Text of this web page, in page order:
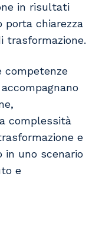
in risultati
porta chiarezza
trasformazione.
competenze
complessità
e
uno scenario
e